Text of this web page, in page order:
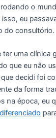
o
eu
do consultório.
uma clínica
que eu não
decidi foi
da forma
na época, eu